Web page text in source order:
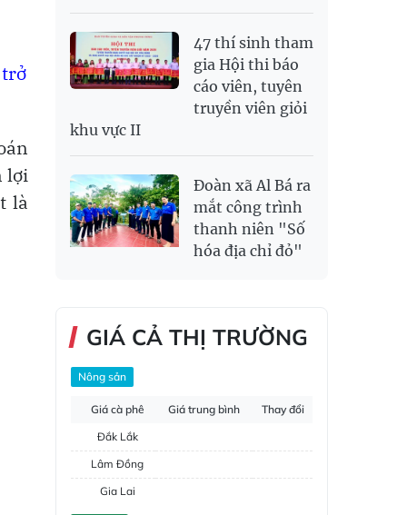
lợi
là
47 thí sinh tham
gia Hội thi báo
cáo viên, tuyên
truyền viên giỏi
khu vực II
Đoàn xã Al Bá ra
mắt công trình
thanh niên "Số
hóa địa chỉ đỏ"
GIÁ CẢ THỊ TRƯỜNG
Nông sản
Giá cà phê Giá trung bình
Thay đổi
Đắk Lắk
Lâm Đồng
Gia Lai